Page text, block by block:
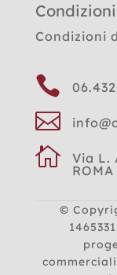
Condizioni
Condizioni



Via L.
ROMA
©